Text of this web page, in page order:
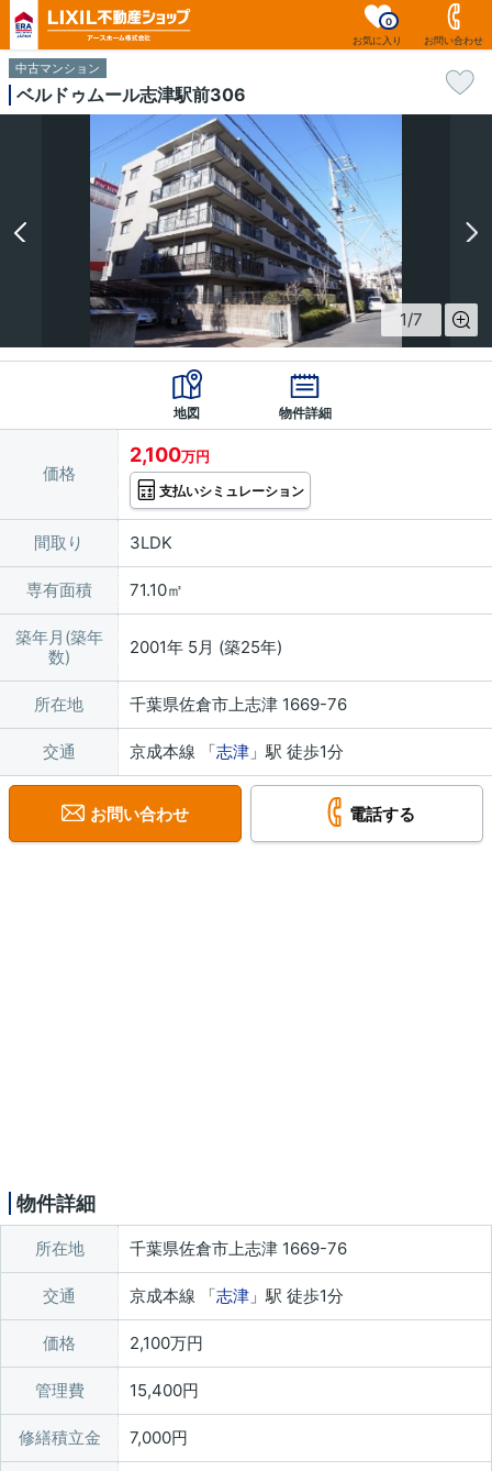
お気に入り
0
お問い合わせ
中古マンション
ベルドゥムール志津駅前306
1/7
地図 物件詳細
価格
2,100万円
支払いシミュレーション
間取り 3LDK
専有面積 71.10㎡
築年月(築年
数)
2001年 5月 (築25年)
所在地 千葉県佐倉市上志津 1669-76
交通 京成本線 「志津 」駅 徒歩1分
お問い合わせ 電話する
物件詳細
所在地 千葉県佐倉市上志津 1669-76
交通 京成本線 「志津 」駅 徒歩1分
価格 2,100万円
管理費 15,400円
修繕積立金 7,000円